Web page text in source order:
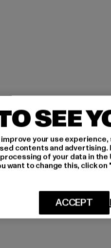
SEE
your use
contents and
of your data in
want to change this, click
ACCEPT